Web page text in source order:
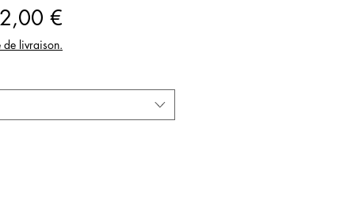
€
de livraison.